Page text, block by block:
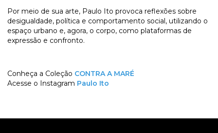
Por meio de sua arte, Paulo Ito provoca reflexões sobre
desigualdade, política e comportamento social, utilizando o
espaço urbano e, agora, o corpo, como plataformas de
expressão e confronto.
Conheça a Coleção CONTRA A MARÉ
Acesse o Instagram Paulo Ito